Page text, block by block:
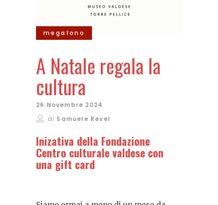
megafono
A Natale regala la
cultura
26 Novembre 2024
di Samuele Revel
Inizativa della Fondazione
Centro culturale valdese con
una gift card